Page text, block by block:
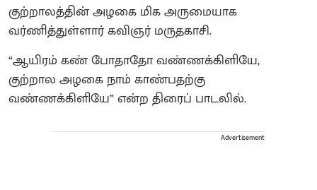
குற்றாலத்தின் அழகை மிக அருமையாக
வர்ணித்துள்ளார் கவிஞர் மருதகாசி.
“ஆயிரம் கண் போதாதோ வண்ணக்கிளியே,
குற்றால அழகை நாம் காண்பதற்கு
வண்ணக்கிளியே” என்ற திரைப் பாடலில்.
Advertisement